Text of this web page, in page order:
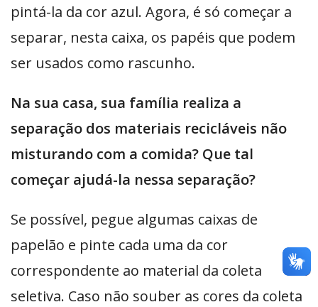
pintá-la da cor azul. Agora, é só começar a
separar, nesta caixa, os papéis que podem
ser usados como rascunho.
Na sua casa, sua família realiza a
separação dos materiais recicláveis não
misturando com a comida? Que tal
começar ajudá-la nessa separação?
Se possível, pegue algumas caixas de
papelão e pinte cada uma da cor
correspondente ao material da coleta
seletiva. Caso não souber as cores da coleta